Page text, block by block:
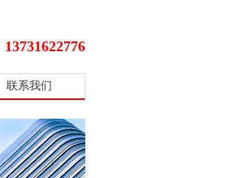
13731622776
联系我们